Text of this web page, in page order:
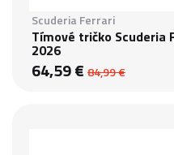
Scuderia Ferrari
Tímové tričko Scuderia
2026
64,59 € 84,99 €